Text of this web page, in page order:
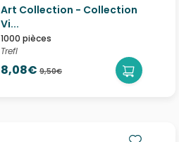
Art Collection - Collection
Vi...
1000 pièces
Trefl
8,08€ 9,50€